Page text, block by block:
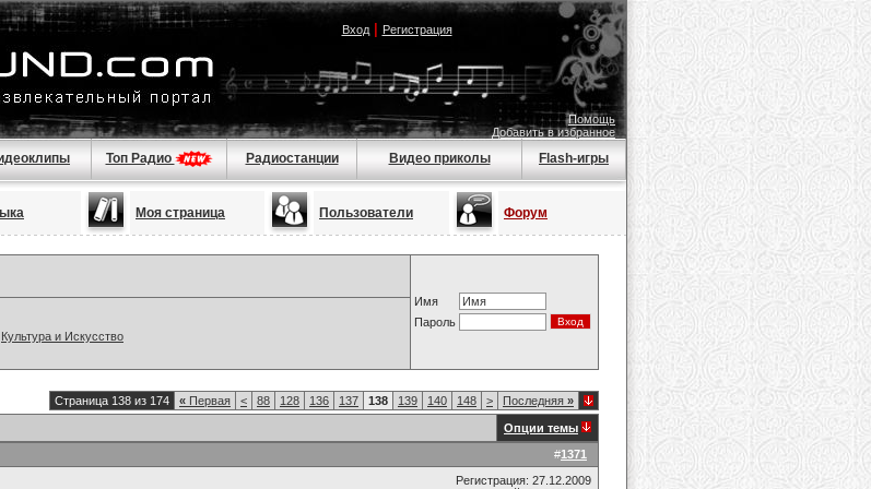
Вход| Регистрация
Помощь
Добавить в избранное
Топ Радио Радиостанции Видео приколы Flash-игры
Моя страница Пользователи Форум
Имя
Пароль
Культура и Искусство
Страница 138 из 174 « Первая < 88 128 136 137 138 139 140 148 > Последняя »
Опции темы
#1371
Регистрация: 27.12.2009